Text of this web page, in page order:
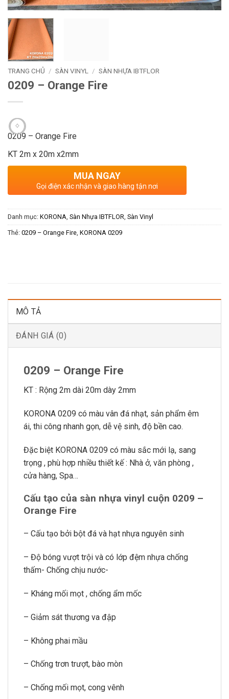
TRANG CHỦ / SÀN VINYL / SÀN NHỰA IBTFLOR
0209 – Orange Fire
0209 – Orange Fire
KT 2m x 20m x2mm
MUA NGAY
Gọi điện xác nhận và giao hàng tận nơi
Danh mục: KORONA, Sàn Nhựa IBTFLOR, Sàn Vinyl
Thẻ: 0209 – Orange Fire, KORONA 0209
MÔ TẢ
ĐÁNH GIÁ (0)
0209 – Orange Fire
KT : Rộng 2m dài 20m dày 2mm
KORONA 0209 có màu vân đá nhạt, sản phẩm êm
ái, thi công nhanh gọn, dễ vệ sinh, độ bền cao.
Đặc biệt KORONA 0209 có màu sắc mới lạ, sang
trọng , phù hợp nhiều thiết kế : Nhà ở, văn phòng ,
cửa hàng, Spa…
Cấu tạo của sàn nhựa vinyl cuộn 0209 –
Orange Fire
– Cấu tạo bởi bột đá và hạt nhựa nguyên sinh
– Độ bóng vượt trội và có lớp đệm nhựa chống
thấm- Chống chịu nước-
– Kháng mối mọt , chống ẩm mốc
– Giảm sát thương va đập
– Không phai mầu
– Chống trơn trượt, bào mòn
– Chống mối mọt, cong vênh